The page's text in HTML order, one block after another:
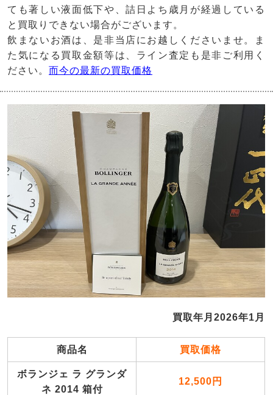
ても著しい液面低下や、詰日よち歳月が経過している
と買取りできない場合がございます。
飲まないお酒は、是非当店にお越しくださいませ。ま
た気になる買取金額等は、ライン査定も是非ご利用く
ださい。 而今の最新の買取価格
買取年月2026年1月
商品名 買取価格
ボランジェ ラ グランダ
ネ 2014 箱付
12,500円